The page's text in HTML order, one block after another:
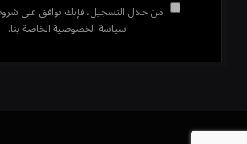
من خلال التسجيل، فإنك توافق على
سياسة الخصوصية الخاصة بنا.